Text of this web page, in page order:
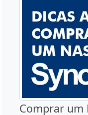
Comprar um